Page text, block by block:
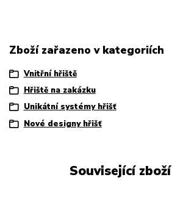
Zboží zařazeno v kategoriích
Vnitřní hřiště
Hřiště na zakázku
Unikátní systémy hřišť
Nové designy hřišť
Související zboží